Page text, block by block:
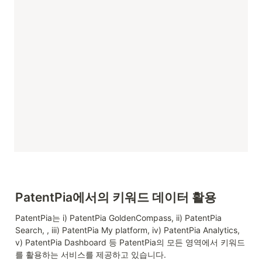
PatentPia에서의 키워드 데이터 활용
PatentPia는 i) PatentPia GoldenCompass, ii) PatentPia
Search, , iii) PatentPia My platform, iv) PatentPia Analytics,
v) PatentPia Dashboard 등 PatentPia의 모든 영역에서 키워드
를 활용하는 서비스를 제공하고 있습니다.